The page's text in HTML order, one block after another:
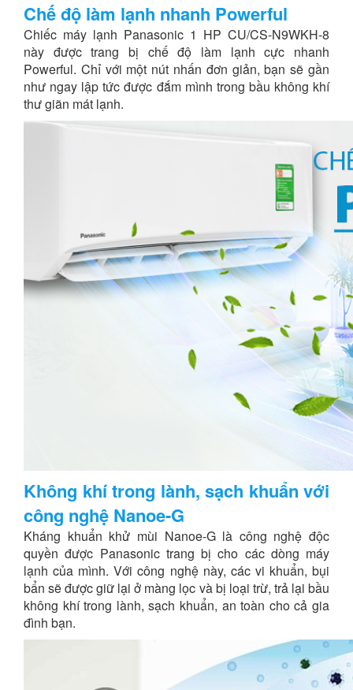
Chế độ làm lạnh nhanh Powerful
Chiếc máy lạnh Panasonic 1 HP CU/CS-N9WKH-8
này được trang bị chế độ làm lạnh cực nhanh
Powerful. Chỉ với một nút nhấn đơn giản, bạn sẽ gần
như ngay lập tức được đắm mình trong bầu không khí
thư giãn mát lạnh.
Không khí trong lành, sạch khuẩn với
công nghệ Nanoe-G
Kháng khuẩn khử mùi Nanoe-G là công nghệ độc
quyền được Panasonic trang bị cho các dòng máy
lạnh của mình. Với công nghệ này, các vi khuẩn, bụi
bẩn sẽ được giữ lại ở màng lọc và bị loại trừ, trả lại bầu
không khí trong lành, sạch khuẩn, an toàn cho cả gia
đình bạn.